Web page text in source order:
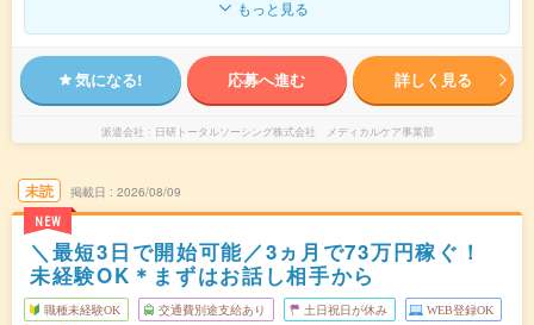
もっと見る
気になる! 応募へ進む 詳しく見る
派遣会社 日研トータルソーシング株式会社 メディカルケア事業部
未読
NEW
掲載日 2026/08/09
＼最短3日で開始可能／3ヵ月で73万円稼ぐ！
未経験OK＊まずはお話し相手から
職種未経験OK 交通費別途支給あり 土日祝日が休み WEB登録OK